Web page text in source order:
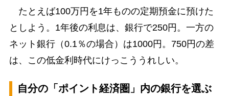
たとえば100万円を1年ものの定期預金に預けた
としよう。1年後の利息は、銀行で250円。一方の
ネット銀行（0.1％の場合）は1000円。750円の差
は、この低金利時代にけっこううれしい。
自分の「ポイント経済圏」内の銀行を選ぶ